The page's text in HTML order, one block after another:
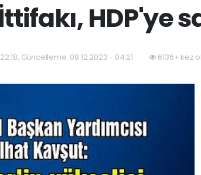
HDP'ye
Güncelleme: 08.12.2023 - 04:21 6136+ kez